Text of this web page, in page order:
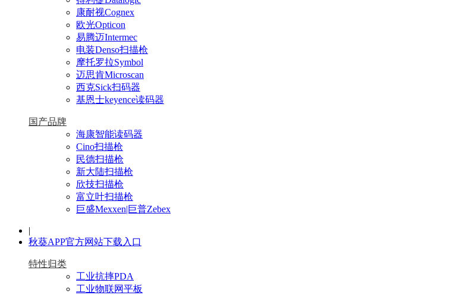
康耐视Cognex
欧光Opticon
易腾迈Intermec
电装Denso扫描枪
摩托罗拉Symbol
迈思肯Microscan
西克Sick扫码器
基恩士keyence读码器
国产品牌
海康智能读码器
Cino扫描枪
民德扫描枪
新大陆扫描枪
欣技扫描枪
富立叶扫描枪
巨盛Mexxen|巨普Zebex
|
秋葵APP官方网站下载入口
特性归类
工业抗摔PDA
工业物联网平板